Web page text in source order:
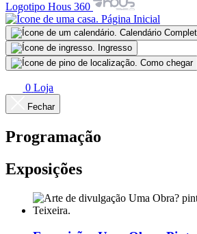
Logotipo Hous 360
Página Inicial
Calendário
Ingresso
Como chegar
0 Loja
Fechar
Programação
Exposições